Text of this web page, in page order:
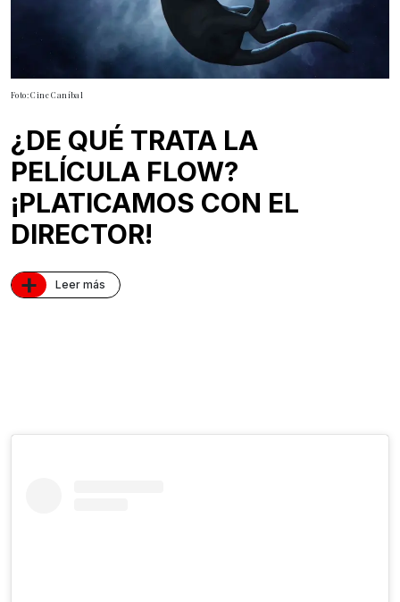
Foto: Cine Caníbal
¿DE QUÉ TRATA LA
PELÍCULA FLOW?
¡PLATICAMOS CON EL
DIRECTOR!
+ Leer más